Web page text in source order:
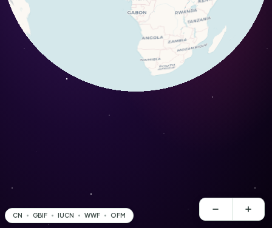
CN GBIF IUCN WWF OFM